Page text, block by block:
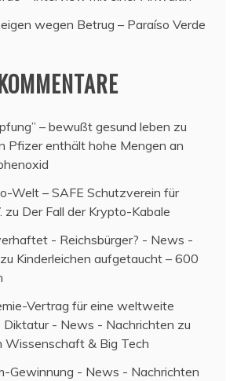
wegen Betrug – Paraíso Verde
– bewußt gesund leben zu
Pfizer enthält hohe Mengen an
Welt – SAFE Schutzverein für
zu Der Fall der Krypto-Kabale
- Reichsbürger? - News -
zu Kinderleichen aufgetaucht – 600
Vertrag für eine weltweite
Diktatur - News - Nachrichten zu
Wissenschaft & Big Tech
Gewinnung - News - Nachrichten